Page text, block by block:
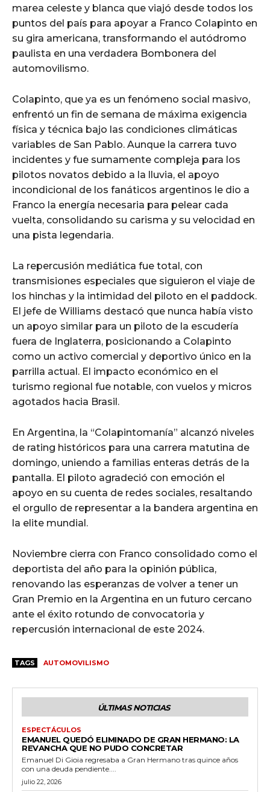
marea celeste y blanca que viajó desde todos los
puntos del país para apoyar a Franco Colapinto en
su gira americana, transformando el autódromo
paulista en una verdadera Bombonera del
automovilismo.
Colapinto, que ya es un fenómeno social masivo,
enfrentó un fin de semana de máxima exigencia
física y técnica bajo las condiciones climáticas
variables de San Pablo. Aunque la carrera tuvo
incidentes y fue sumamente compleja para los
pilotos novatos debido a la lluvia, el apoyo
incondicional de los fanáticos argentinos le dio a
Franco la energía necesaria para pelear cada
vuelta, consolidando su carisma y su velocidad en
una pista legendaria.
La repercusión mediática fue total, con
transmisiones especiales que siguieron el viaje de
los hinchas y la intimidad del piloto en el paddock.
El jefe de Williams destacó que nunca había visto
un apoyo similar para un piloto de la escudería
fuera de Inglaterra, posicionando a Colapinto
como un activo comercial y deportivo único en la
parrilla actual. El impacto económico en el
turismo regional fue notable, con vuelos y micros
agotados hacia Brasil.
En Argentina, la “Colapintomanía” alcanzó niveles
de rating históricos para una carrera matutina de
domingo, uniendo a familias enteras detrás de la
pantalla. El piloto agradeció con emoción el
apoyo en su cuenta de redes sociales, resaltando
el orgullo de representar a la bandera argentina en
la elite mundial.
Noviembre cierra con Franco consolidado como el
deportista del año para la opinión pública,
renovando las esperanzas de volver a tener un
Gran Premio en la Argentina en un futuro cercano
ante el éxito rotundo de convocatoria y
repercusión internacional de este 2024.
TAGS AUTOMOVILISMO
ÚLTIMAS NOTICIAS
ESPECTÁCULOS
EMANUEL QUEDÓ ELIMINADO DE GRAN HERMANO: LA
REVANCHA QUE NO PUDO CONCRETAR
Emanuel Di Gioia regresaba a Gran Hermano tras quince años
con una deuda pendiente....
julio 22, 2026